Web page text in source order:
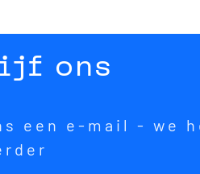
ons
een e-mail - we